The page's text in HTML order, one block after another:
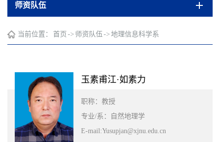
师资队伍
当前位置： 首页 -> 师资队伍 -> 地理信息科学系
玉素甫江·如素力
职称：教授
专业/系：自然地理学
E-mail:Yusupjan@xjnu.edu.cn